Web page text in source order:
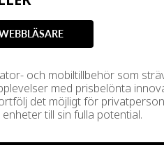
och mobiltillbehör som
med prisbelönta
det möjligt för
till sin fulla potential.